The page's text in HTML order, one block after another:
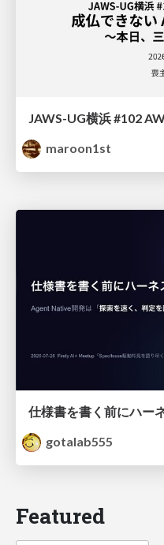
maroon1st
gotalab555
Featured